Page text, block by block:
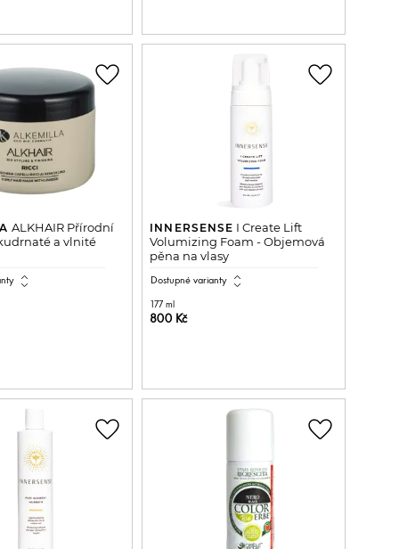
ALKHAIR Přírodní
a vlnité
expand_all
favorite_border
INNERSENSE I Create Lift
Volumizing Foam - Objemová
pěna na vlasy
Dostupné varianty expand_all
177 ml
800 Kč
favorite_border
favorite_border favorite_border